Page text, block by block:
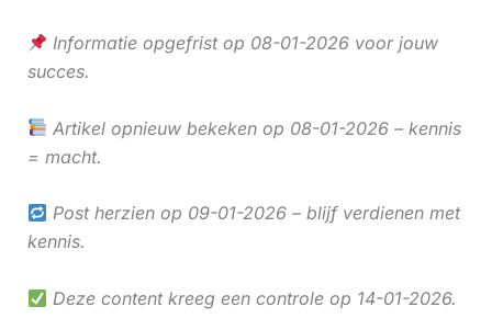
Informatie opgefrist op 08-01-2026 voor jouw
succes.
Artikel opnieuw bekeken op 08-01-2026 – kennis
= macht.
Post herzien op 09-01-2026 – blijf verdienen met
kennis.
Deze content kreeg een controle op 14-01-2026.